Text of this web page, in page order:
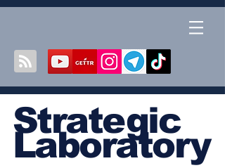
Strategic
Laboratory